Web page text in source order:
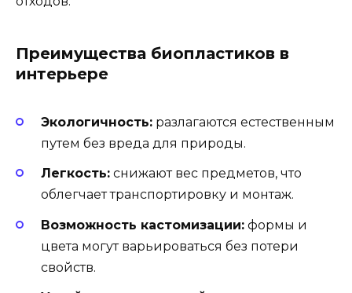
Преимущества биопластиков в
интерьере
Экологичность: разлагаются естественным
путем без вреда для природы.
Легкость: снижают вес предметов, что
облегчает транспортировку и монтаж.
Возможность кастомизации: формы и
цвета могут варьироваться без потери
свойств.